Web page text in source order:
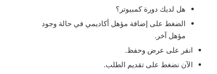
هل لديك دورة كمبيوتر؟
الضغط على إضافة مؤهل أكاديمي في حالة وجود
مؤهل آخر.
انقر على عرض وحفظ.
الآن نضغط على تقديم الطلب.